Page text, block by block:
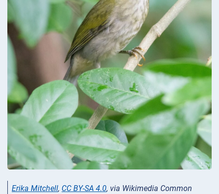
Erika Mitchell, CC BY-SA 4.0, via Wikimedia Common